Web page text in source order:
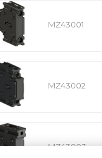
MZ43001
MZ43002
MZ43003